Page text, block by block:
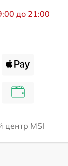
до 21:00
MSI